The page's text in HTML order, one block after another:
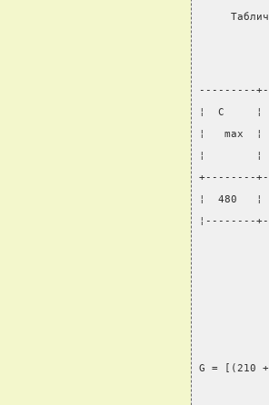
---------
¦  C     ¦
¦   max
¦        ¦
+--------
¦  480
¦--------
G = [(210